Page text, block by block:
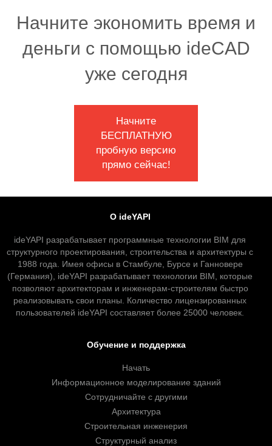
Начните экономить время и
деньги с помощью ideCAD
уже сегодня
Начните
БЕСПЛАТНУЮ
пробную версию
прямо сейчас!
О ideYAPI
ideYAPI разрабатывает программные технологии BIM для
структурного проектирования, строительства и архитектуры с
1988 года. Имея офисы в Стамбуле, Бурсе и Ганновере
(Германия), ideYAPI разрабатывает технологии BIM, которые
позволяют архитекторам и инженерам-строителям быстро
реализовывать свои планы. Количество лицензированных
пользователей ideYAPI составляет более 25000 человек.
Обучение и поддержка
Начать
Информационное моделирование зданий
Сотрудничайте с другими
Архитектура
Строительная инженерия
Структурный анализ